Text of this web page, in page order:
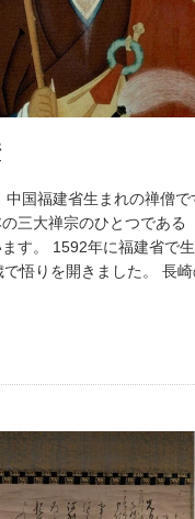
中国福建省生まれの禅僧
三大禅宗のひとつである
す。 1592年に福建省で
悟りを開きました。 長崎